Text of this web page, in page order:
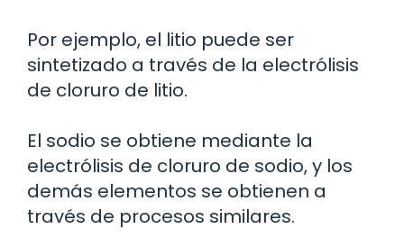
Por ejemplo, el litio puede ser
sintetizado a través de la electrólisis
de cloruro de litio.
El sodio se obtiene mediante la
electrólisis de cloruro de sodio, y los
demás elementos se obtienen a
través de procesos similares.